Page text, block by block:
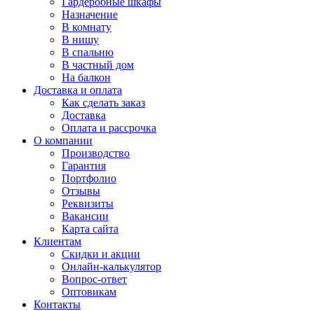
Назначение
В комнату
В нишу
В спальню
В частный дом
На балкон
Доставка и оплата
Как сделать заказ
Доставка
Оплата и рассрочка
О компании
Производство
Гарантия
Портфолио
Отзывы
Реквизиты
Вакансии
Карта сайта
Клиентам
Скидки и акции
Онлайн-калькулятор
Вопрос-ответ
Оптовикам
Контакты